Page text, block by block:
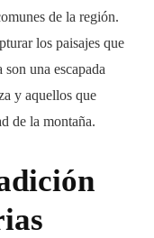
de la región.
los paisajes que
una escapada
y aquellos que
de la montaña.